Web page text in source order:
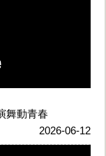
舞動青春
2026-06-12